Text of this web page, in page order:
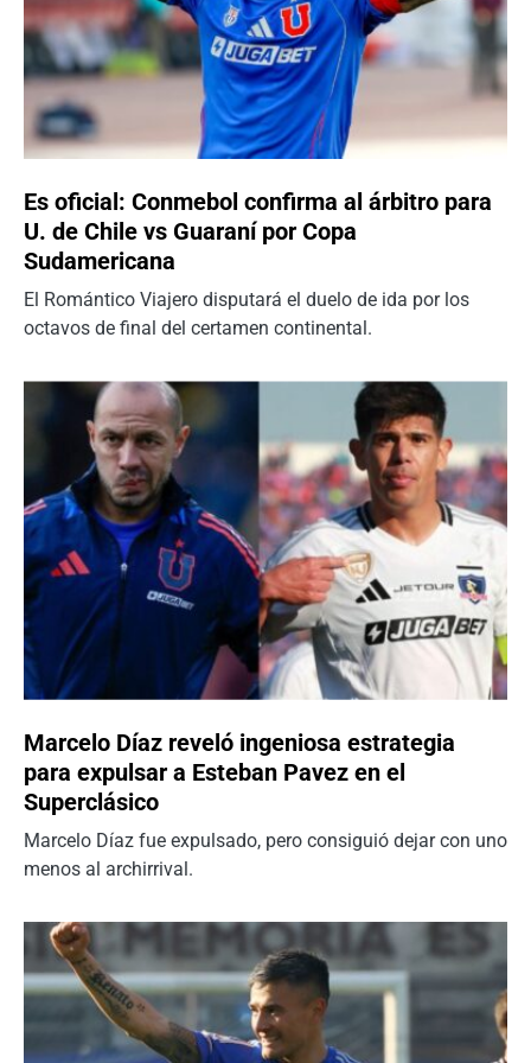
Es oficial: Conmebol confirma al árbitro para
U. de Chile vs Guaraní por Copa
Sudamericana
El Romántico Viajero disputará el duelo de ida por los
octavos de final del certamen continental.
Marcelo Díaz reveló ingeniosa estrategia
para expulsar a Esteban Pavez en el
Superclásico
Marcelo Díaz fue expulsado, pero consiguió dejar con uno
menos al archirrival.